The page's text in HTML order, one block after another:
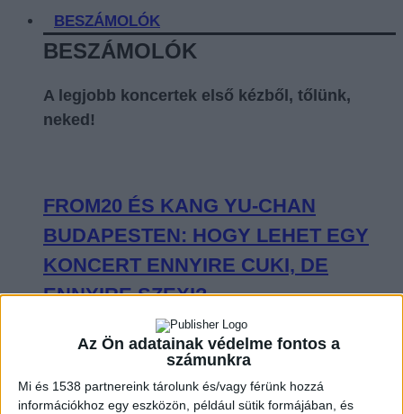
Az Ön adatainak védelme fontos a
számunkra
Mi és 1538 partnereink tárolunk és/vagy férünk hozzá
információkhoz egy eszközön, például sütik formájában, és
BESZÁMOLÓK
BESZÁMOLÓK
A legjobb koncertek első kézből, tőlünk,
neked!
FROM20 ÉS KANG YU-CHAN
BUDAPESTEN: HOGY LEHET EGY
KONCERT ENNYIRE CUKI, DE
ENNYIRE SZEXI?
VISSZAFOGOTTAN INDULT, DE A